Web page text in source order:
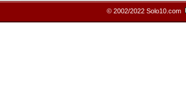
© 2002/2022 Solo10.com